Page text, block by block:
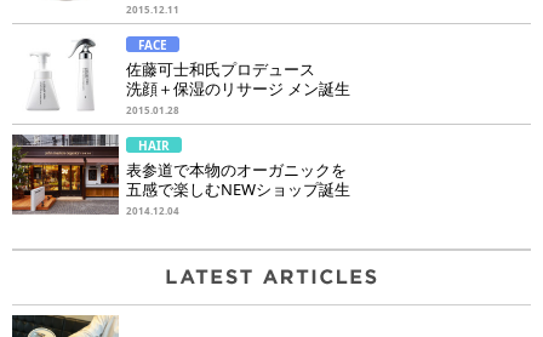
2015.12.11
FACE
佐藤可士和氏プロデュース
洗顔＋保湿のリサージ メン誕生
2015.01.28
HAIR
表参道で本物のオーガニックを
五感で楽しむNEWショップ誕生
2014.12.04